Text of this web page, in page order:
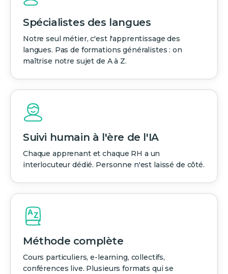
Spécialistes des langues
Notre seul métier, c'est l'apprentissage des
langues. Pas de formations généralistes : on
maîtrise notre sujet de A à Z.
Suivi humain à l'ère de l'IA
Chaque apprenant et chaque RH a un
interlocuteur dédié. Personne n'est laissé de côté.
Méthode complète
Cours particuliers, e-learning, collectifs,
conférences live. Plusieurs formats qui se